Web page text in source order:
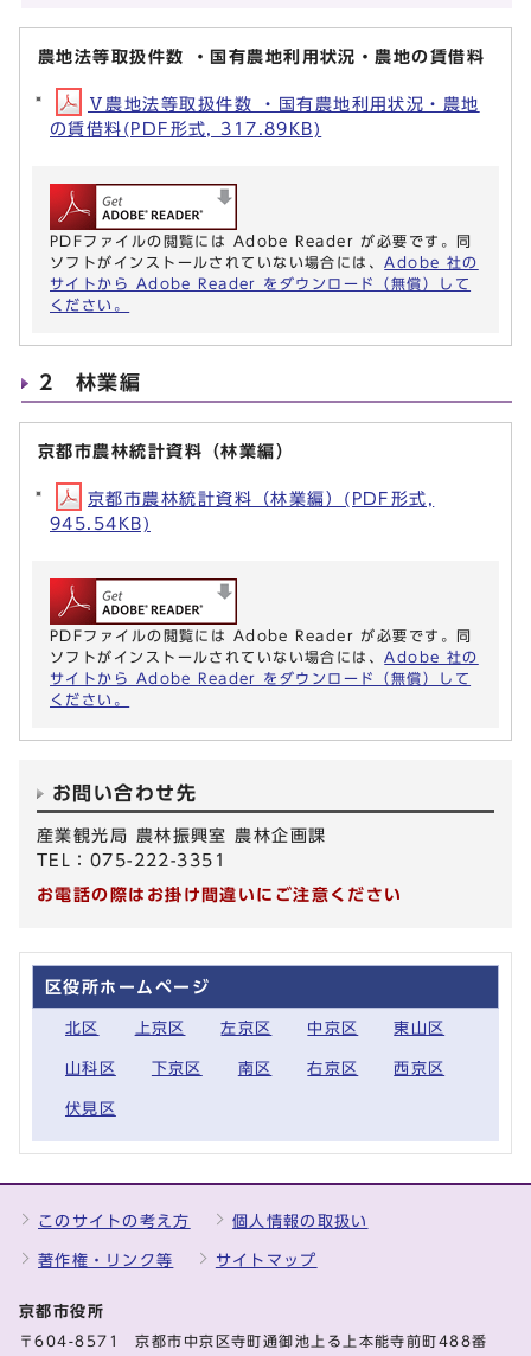
農地法等取扱件数 ・国有農地利用状況・農地の賃借料
Ⅴ農地法等取扱件数 ・国有農地利用状況・農地
の賃借料(PDF形式, 317.89KB)
PDFファイルの閲覧には Adobe Reader が必要です。同
ソフトがインストールされていない場合には、 Adobe 社の
サイトから Adobe Reader をダウンロード（無償）して
ください。
2 林業編
京都市農林統計資料（林業編）
京都市農林統計資料（林業編）(PDF形式,
945.54KB)
PDFファイルの閲覧には Adobe Reader が必要です。同
ソフトがインストールされていない場合には、 Adobe 社の
サイトから Adobe Reader をダウンロード（無償）して
ください。
お問い合わせ先
産業観光局 農林振興室 農林企画課
TEL：075-222-3351
お電話の際はお掛け間違いにご注意ください
区役所ホームページ
北区 上京区 左京区 中京区 東山区
山科区 下京区 南区 右京区 西京区
伏見区
このサイトの考え方 個人情報の取扱い
著作権・リンク等 サイトマップ
京都市役所
〒604-8571 京都市中京区寺町通御池上る上本能寺前町488番